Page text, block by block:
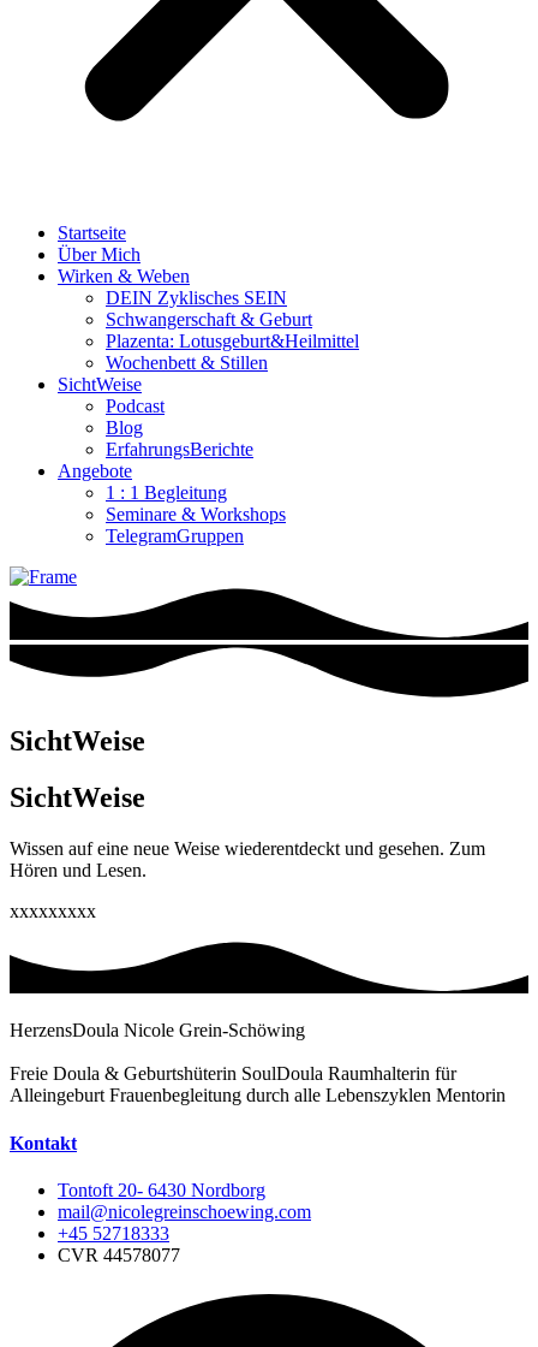
Startseite
Über Mich
Wirken & Weben
DEIN Zyklisches SEIN
Schwangerschaft & Geburt
Plazenta: Lotusgeburt&Heilmittel
Wochenbett & Stillen
SichtWeise
Podcast
Blog
ErfahrungsBerichte
Angebote
1 : 1 Begleitung
Seminare & Workshops
TelegramGruppen
SichtWeise
SichtWeise
Wissen auf eine neue Weise wiederentdeckt und gesehen. Zum
Hören und Lesen.
xxxxxxxxx
HerzensDoula Nicole Grein-Schöwing
Freie Doula & Geburtshüterin SoulDoula Raumhalterin für
Alleingeburt Frauenbegleitung durch alle Lebenszyklen Mentorin
Kontakt
Tontoft 20- 6430 Nordborg
mail@nicolegreinschoewing.com
+45 52718333
CVR 44578077